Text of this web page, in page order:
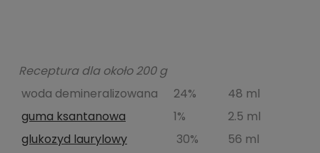
Receptura dla około 200 g
woda demineralizowana
24%
48 ml
guma ksantanowa
1%
2.5 ml
glukozyd laurylowy
30%
56 ml